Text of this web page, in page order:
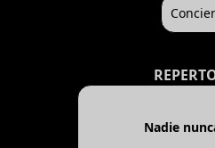
Nadie